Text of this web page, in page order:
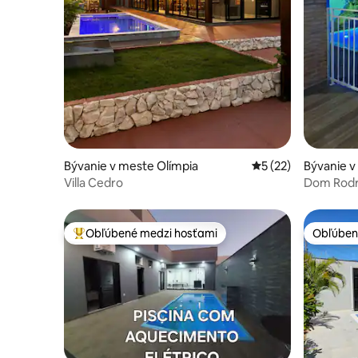
Bývanie v meste Olímpia Priemerné
5 (22)
Villa Cedro
Bývanie
Dom
Najobľúbenejšie medzi hosťami
Obľúbené medzi hosťami